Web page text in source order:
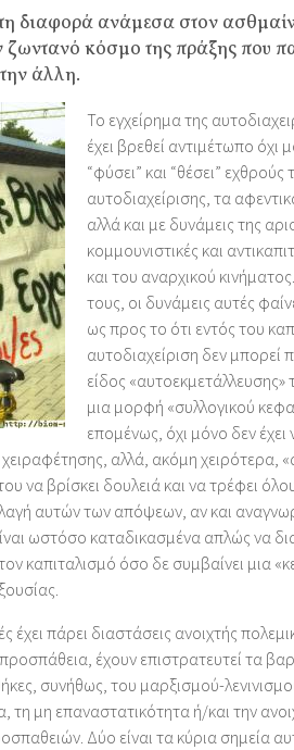
διαφορά ανάμεσα στον
ζωντανό κόσμο της πράξης που
άλλη.
Το εγχείρημα της
έχει βρεθεί αντιμέτωπο όχι
“φύσει” και “θέσει” εχθρούς
αυτοδιαχείρισης, τα
αλλά και με δυνάμεις της
κομμουνιστικές και
και του αναρχικού
τους, οι δυνάμεις αυτές
ως προς το ότι εντός του
αυτοδιαχείριση δεν μπορεί
είδος
μια μορφή «συλλογικού
επομένως, όχι μόνο δεν
αλλά, ακόμη χειρότερα,
να βρίσκει δουλειά και να τρέφει
αυτών των απόψεων, αν και
ωστόσο καταδικασμένα απλώς να
καπιταλισμό όσο δε συμβαίνει μια
πάρει διαστάσεις ανοιχτής
έχουν επιστρατευτεί τα
συνήθως, του μαρξισμού-
τη μη επαναστατικότητα ή/και την
Δύο είναι τα κύρια σημεία